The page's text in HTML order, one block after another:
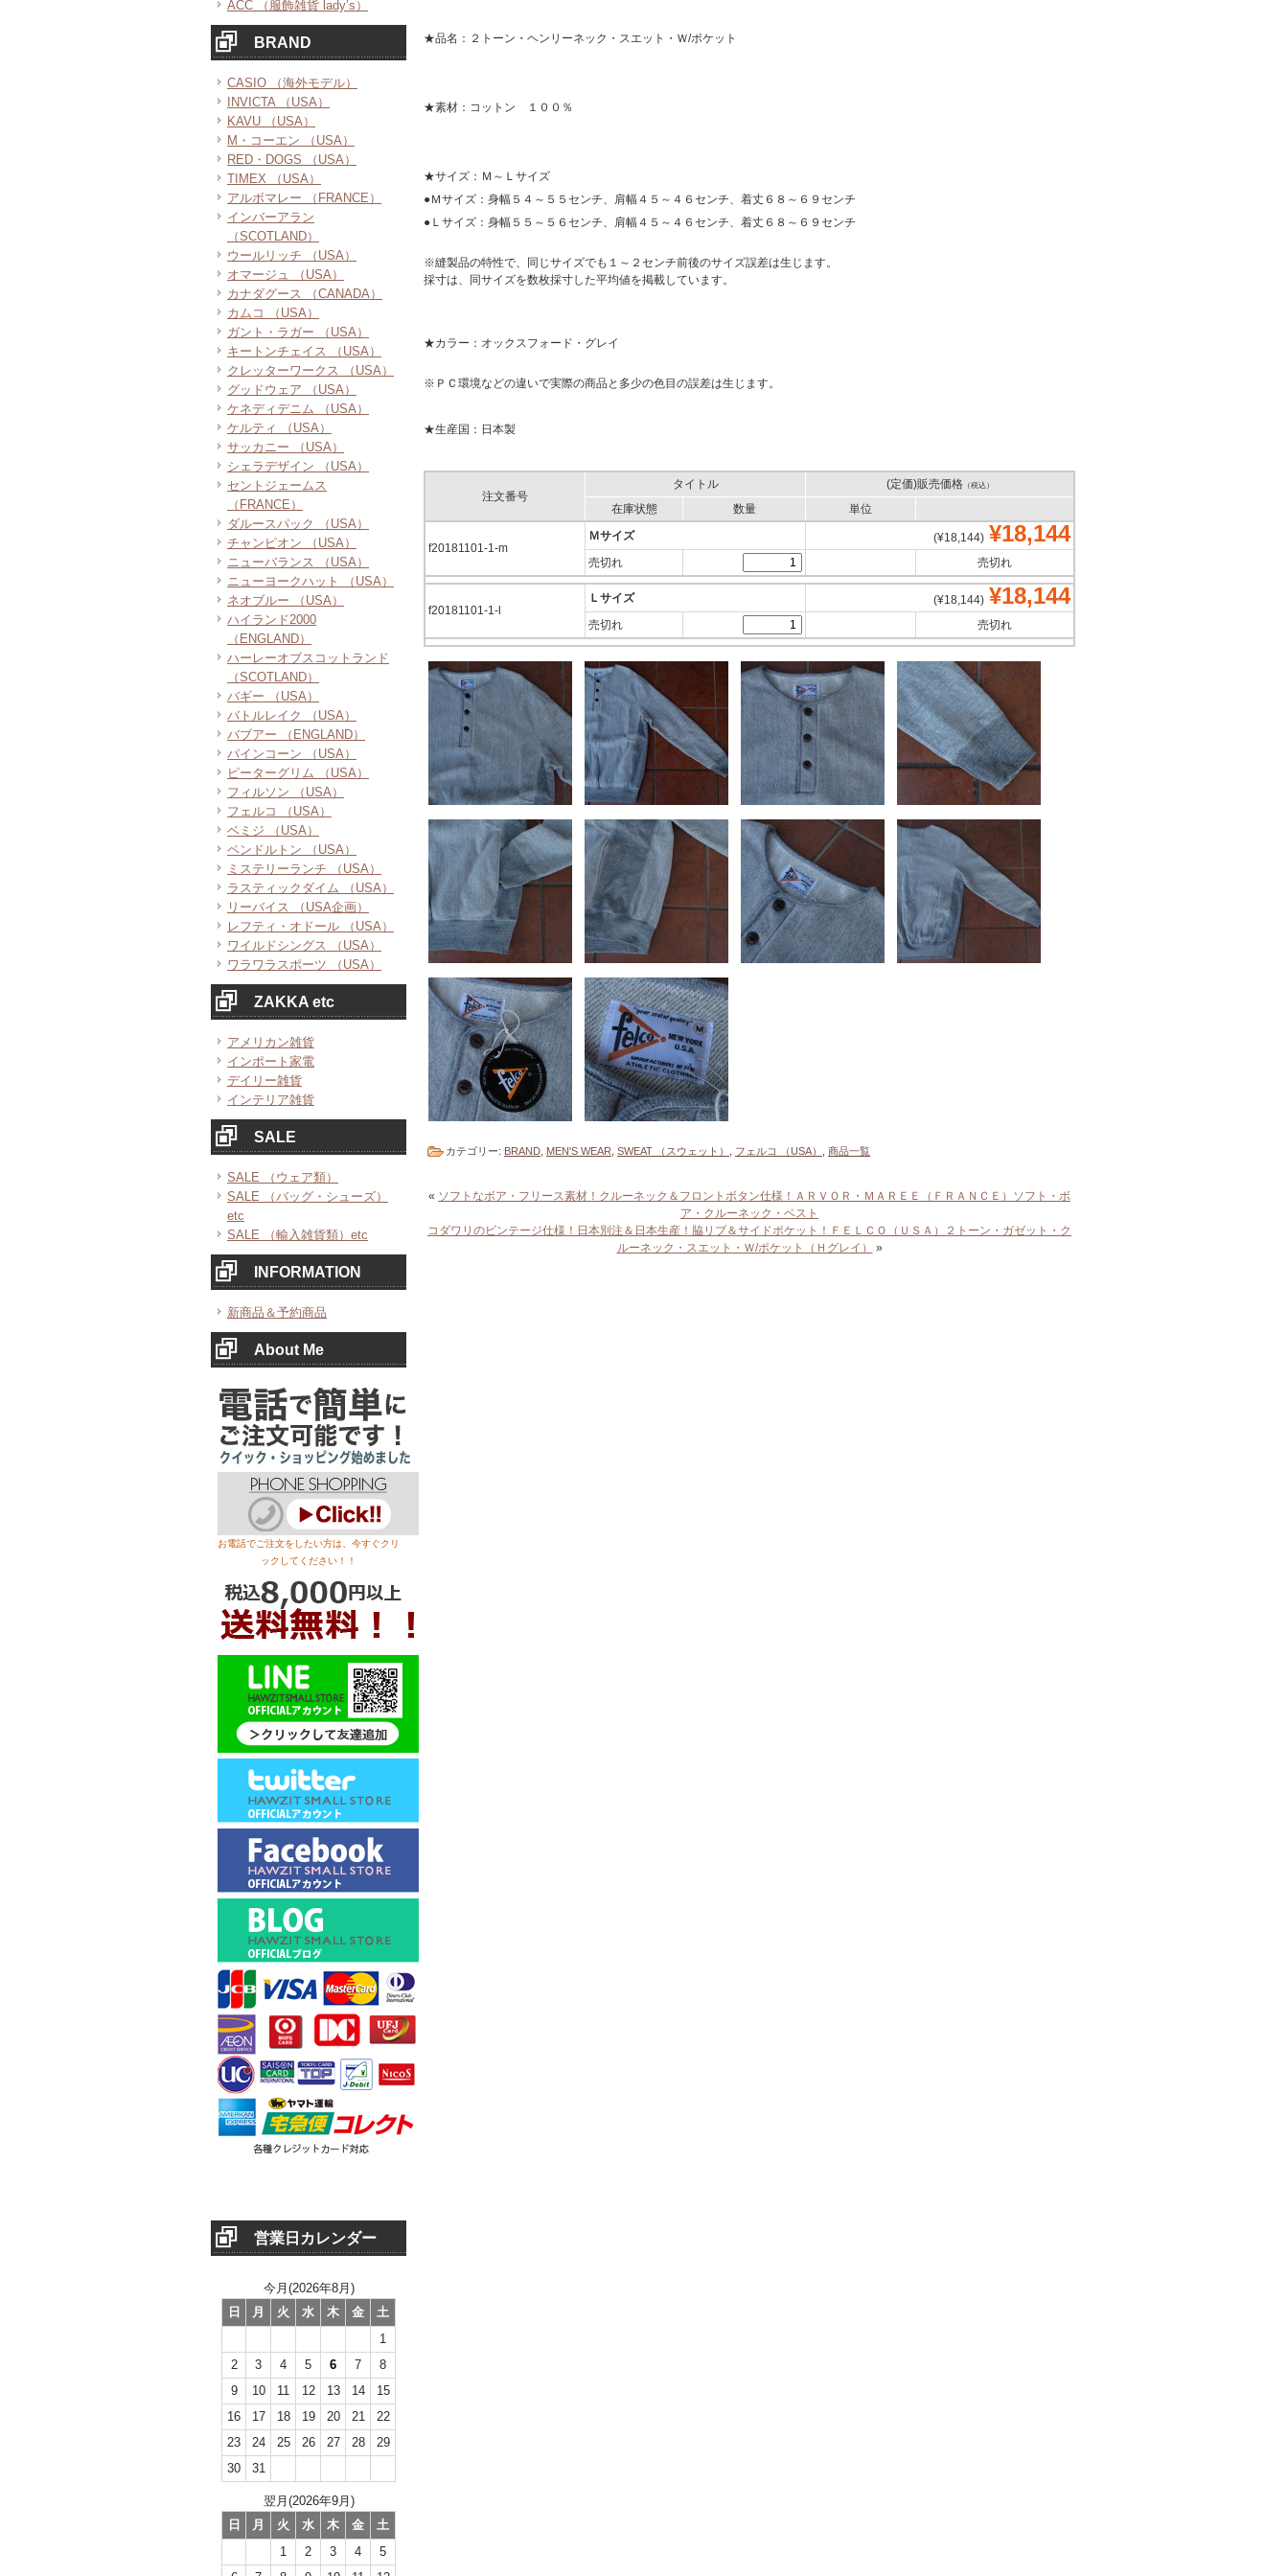
ACC （服飾雑貨 lady’s）
BRAND
CASIO （海外モデル）
INVICTA （USA）
KAVU （USA）
M・コーエン （USA）
RED・DOGS （USA）
TIMEX （USA）
アルボマレー （FRANCE）
インバーアラン
（SCOTLAND）
ウールリッチ （USA）
オマージュ （USA）
カナダグース （CANADA）
カムコ （USA）
ガント・ラガー （USA）
キートンチェイス （USA）
クレッターワークス （USA）
グッドウェア （USA）
ケネディデニム （USA）
ケルティ （USA）
サッカニー （USA）
シェラデザイン （USA）
セントジェームス
（FRANCE）
ダルースパック （USA）
チャンピオン （USA）
ニューバランス （USA）
ニューヨークハット （USA）
ネオブルー （USA）
ハイランド2000
（ENGLAND）
ハーレーオブスコットランド
（SCOTLAND）
バギー （USA）
バトルレイク （USA）
バブアー （ENGLAND）
パインコーン （USA）
ピーターグリム （USA）
フィルソン （USA）
フェルコ （USA）
ベミジ （USA）
ペンドルトン （USA）
ミステリーランチ （USA）
ラスティックダイム （USA）
リーバイス （USA企画）
レフティ・オドール （USA）
ワイルドシングス （USA）
ワラワラスポーツ （USA）
ZAKKA etc
アメリカン雑貨
インポート家電
デイリー雑貨
インテリア雑貨
SALE
SALE （ウェア類）
SALE （バッグ・シューズ）
etc
SALE （輸入雑貨類）etc
INFORMATION
新商品＆予約商品
About Me
お電話でご注文をしたい方は、今すぐクリ
ックしてください！！
営業日カレンダー
今月(2026年8月)
日
月 火 水 木 金
土
1
2
3 4 5 6 7
8
9
10 11 12 13 14
15
16
17 18 19 20 21
22
23
24 25 26 27 28
29
30
31
翌月(2026年9月)
日
月 火 水 木 金
土
1
2 3 4
5
★品名：２トーン・ヘンリーネック・スエット・Ｗ/ポケット
★素材：コットン １００％
★サイズ：Ｍ～Ｌサイズ
●Ｍサイズ：身幅５４～５５センチ、肩幅４５～４６センチ、着丈６８～６９センチ
●Ｌサイズ：身幅５５～５６センチ、肩幅４５～４６センチ、着丈６８～６９センチ
※縫製品の特性で、同じサイズでも１～２センチ前後のサイズ誤差は生じます。
採寸は、同サイズを数枚採寸した平均値を掲載しています。
★カラー：オックスフォード・グレイ
※ＰＣ環境などの違いで実際の商品と多少の色目の誤差は生じます。
★生産国：日本製
注文番号
タイトル (定価)販売価格（税込）
在庫状態 数量 単位
f20181101-1-m
Ｍサイズ (¥18,144) ¥18,144
売切れ 売切れ
f20181101-1-l
Ｌサイズ (¥18,144) ¥18,144
売切れ 売切れ
カテゴリー: BRAND MEN'S WEAR SWEAT （スウェット） フェルコ （USA） 商品一覧
« ソフトなボア・フリース素材！クルーネック＆フロントボタン仕様！ＡＲＶＯＲ・ＭＡＲＥＥ（ＦＲＡＮＣＥ）ソフト・ボ
ア・クルーネック・ベスト
コダワリのビンテージ仕様！日本別注＆日本生産！脇リブ＆サイドポケット！ＦＥＬＣＯ（ＵＳＡ）２トーン・ガゼット・ク
ルーネック・スエット・Ｗ/ポケット（Ｈグレイ）
»